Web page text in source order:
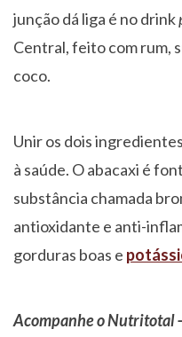
junção dá liga é no drink
Central, feito com rum,
coco.
Unir os dois
à saúde. O abacaxi é
substância chamada
antioxidante e anti-
gorduras boas e
Acompanhe o Nutritotal